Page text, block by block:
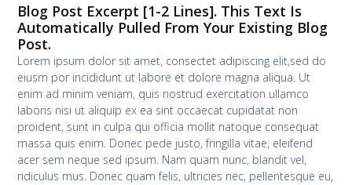
Blog Post Excerpt [1-2 Lines]. This Text Is
Automatically Pulled From Your Existing Blog
Post.
Lorem ipsum dolor sit amet, consectet adipiscing elit,sed do
eiusm por incididunt ut labore et dolore magna aliqua. Ut
enim ad minim veniam, quis nostrud exercitation ullamco
laboris nisi ut aliquip ex ea sint occaecat cupidatat non
proident, sunt in culpa qui officia mollit natoque consequat
massa quis enim. Donec pede justo, fringilla vitae, eleifend
acer sem neque sed ipsum. Nam quam nunc, blandit vel,
ridiculus mus. Donec quam felis, ultricies nec, pellentesque eu,